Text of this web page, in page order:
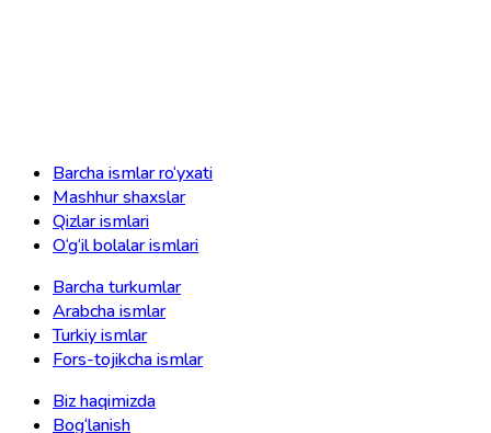
Barcha ismlar ro‘yxati
Mashhur shaxslar
Qizlar ismlari
O‘g‘il bolalar ismlari
Barcha turkumlar
Arabcha ismlar
Turkiy ismlar
Fors-tojikcha ismlar
Biz haqimizda
Bog‘lanish